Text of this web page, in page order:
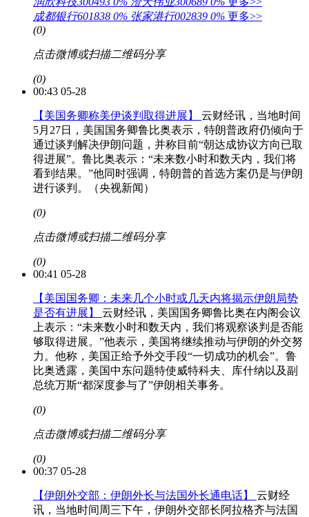
成都银行601838 0% 张家港行002839 0% 更多>>
(0)
点击微博或扫描二维码分享
(0)
00:43 05-28
【美国务卿称美伊谈判取得进展】 云财经讯，当地时间
5月27日，美国国务卿鲁比奥表示，特朗普政府仍倾向于
通过谈判解决伊朗问题，并称目前“朝达成协议方向已取
得进展”。鲁比奥表示：“未来数小时和数天内，我们将
看到结果。”他同时强调，特朗普的首选方案仍是与伊朗
进行谈判。（央视新闻）
(0)
点击微博或扫描二维码分享
(0)
00:41 05-28
【美国国务卿：未来几个小时或几天内将揭示伊朗局势
是否有进展】 云财经讯，美国国务卿鲁比奥在内阁会议
上表示：“未来数小时和数天内，我们将观察谈判是否能
够取得进展。”他表示，美国将继续推动与伊朗的外交努
力。他称，美国正给予外交手段“一切成功的机会”。鲁
比奥透露，美国中东问题特使威特科夫、库什纳以及副
总统万斯“都深度参与了”伊朗相关事务。
(0)
点击微博或扫描二维码分享
(0)
00:37 05-28
【伊朗外交部：伊朗外长与法国外长通电话】 云财经
讯，当地时间周三下午，伊朗外交部长阿拉格齐与法国